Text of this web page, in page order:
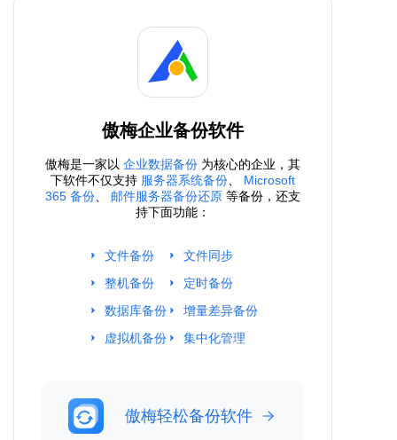
傲梅企业备份软件
傲梅是一家以 企业数据备份 为核心的企业，其
下软件不仅支持 服务器系统备份
Microsoft
365 备份
邮件服务器备份还原 等备份，还支
持下面功能：
文件备份
整机备份
数据库备份
虚拟机备份
文件同步
定时备份
增量差异备份
集中化管理
傲梅轻松备份软件